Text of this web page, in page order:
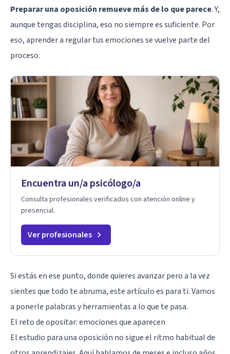
Preparar una oposición remueve más de lo que parece. Y,
aunque tengas disciplina, eso no siempre es suficiente. Por
eso, aprender a regular tus emociones se vuelve parte del
proceso.
Encuentra un/a psicólogo/a
Consulta profesionales verificados con atención online y
presencial.
Ver profesionales
Si estás en ese punto, donde quieres avanzar pero a la vez
sientes que todo te abruma, este artículo es para ti. Vamos
a ponerle palabras y herramientas a lo que te pasa.
El reto de opositar: emociones que aparecen
El estudio para una oposición no sigue el ritmo habitual de